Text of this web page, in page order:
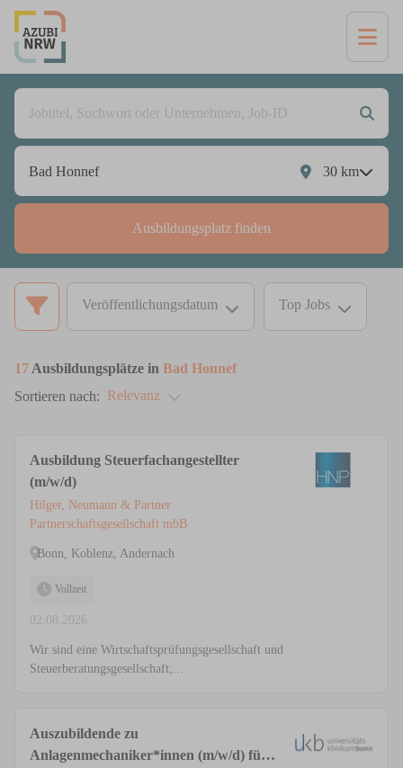
30 km
Ausbildungsplatz finden
Veröffentlichungsdatum Top Jobs
17 Ausbildungsplätze in Bad Honnef
Sortieren nach: Relevanz
Ausbildung Steuerfachangestellter
(m/w/d)
Hilger, Neumann & Partner
Partnerschaftsgesellschaft mbB
Bonn, Koblenz, Andernach
Vollzeit
02.08.2026
Wir sind eine Wirtschaftsprüfungsgesellschaft und
Steuerberatungsgesellschaft;...
Auszubildende zu
Anlagenmechaniker*innen (m/w/d) für